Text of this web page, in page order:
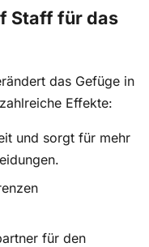
Staff für das
das Gefüge in
Effekte:
und sorgt für mehr
für den